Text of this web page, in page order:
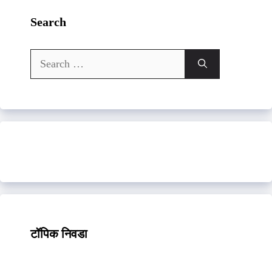
Search
Search
for:
टॉपिक निवडा